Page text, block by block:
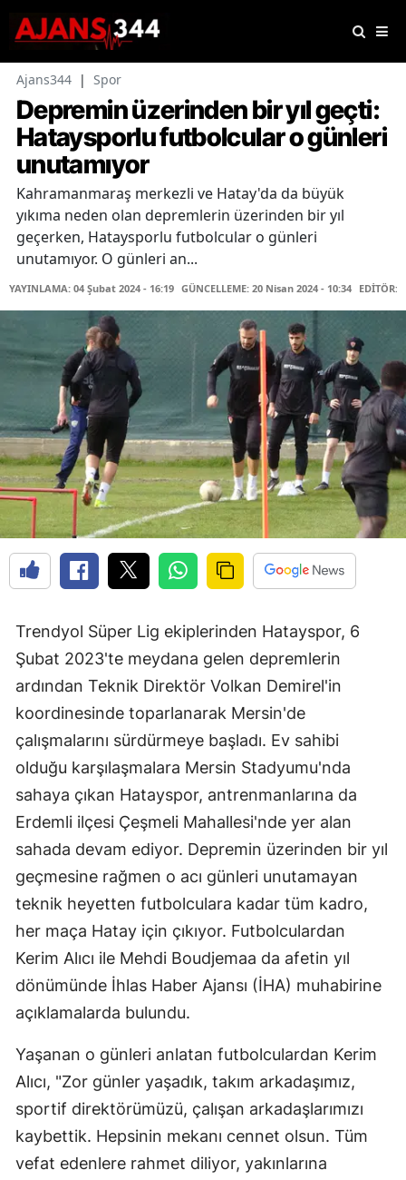
Ajans344 | Spor
Depremin üzerinden bir yıl geçti:
Hataysporlu futbolcular o günleri
unutamıyor
Kahramanmaraş merkezli ve Hatay'da da büyük
yıkıma neden olan depremlerin üzerinden bir yıl
geçerken, Hataysporlu futbolcular o günleri
unutamıyor. O günleri an...
YAYINLAMA: 04 Şubat 2024 - 16:19 GÜNCELLEME: 20 Nisan 2024 - 10:34 EDİTÖR:
Trendyol Süper Lig ekiplerinden Hatayspor, 6
Şubat 2023'te meydana gelen depremlerin
ardından Teknik Direktör Volkan Demirel'in
koordinesinde toparlanarak Mersin'de
çalışmalarını sürdürmeye başladı. Ev sahibi
olduğu karşılaşmalara Mersin Stadyumu'nda
sahaya çıkan Hatayspor, antrenmanlarına da
Erdemli ilçesi Çeşmeli Mahallesi'nde yer alan
sahada devam ediyor. Depremin üzerinden bir yıl
geçmesine rağmen o acı günleri unutamayan
teknik heyetten futbolculara kadar tüm kadro,
her maça Hatay için çıkıyor. Futbolculardan
Kerim Alıcı ile Mehdi Boudjemaa da afetin yıl
dönümünde İhlas Haber Ajansı (İHA) muhabirine
açıklamalarda bulundu.
Yaşanan o günleri anlatan futbolculardan Kerim
Alıcı, "Zor günler yaşadık, takım arkadaşımız,
sportif direktörümüzü, çalışan arkadaşlarımızı
kaybettik. Hepsinin mekanı cennet olsun. Tüm
vefat edenlere rahmet diliyor, yakınlarına